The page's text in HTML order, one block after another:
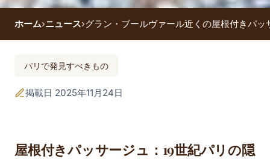
グラン・ブールヴァ
ール近くの屋根付き
区の隠れた名所
ホーム›ニュース›グラン・ブールヴァール近くの屋根付きパ
パリで発見すべきもの
掲載日 2025年11月24日
屋根付きパッサージュ：19世紀パリの隠